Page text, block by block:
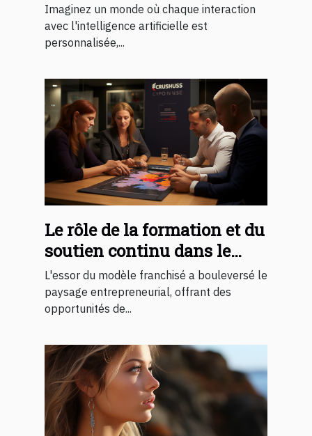
changer notre quotidien
Imaginez un monde où chaque interaction
avec l'intelligence artificielle est
personnalisée,...
Le rôle de la formation et du
soutien continu dans le
succès d'une franchise
L'essor du modèle franchisé a bouleversé le
paysage entrepreneurial, offrant des
opportunités de...